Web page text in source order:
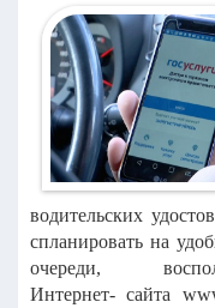
водительских
спланировать на
очереди,
Интернет- сайта